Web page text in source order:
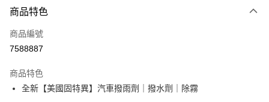
信用卡一次付款
超商取貨付款
Apple Pay
商品特色
商品編號
7588887
商品特色
全新【美國固特異】汽車撥雨劑｜撥水劑｜除霧